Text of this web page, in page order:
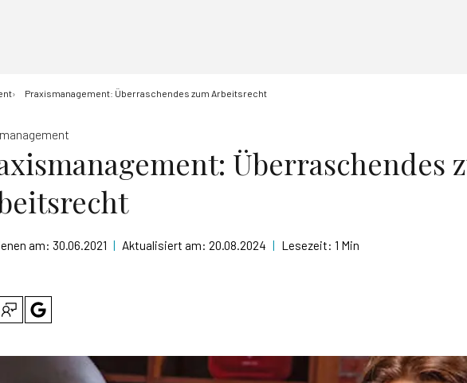
Praxismanagement: Überraschendes zum Arbeitsrecht
Überraschendes
am: 30.06.2021 | Aktualisiert am: 20.08.2024 | Lesezeit: 1 Min